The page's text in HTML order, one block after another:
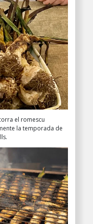
el romescu
la temporada de